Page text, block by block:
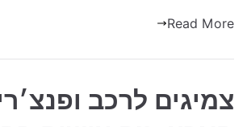
Read More
צמיגים לרכב